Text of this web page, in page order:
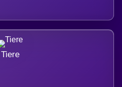
Tiere